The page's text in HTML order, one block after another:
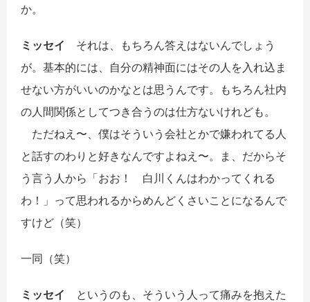
か。
ミッセイ それは、もちろん答えはないんでしょう
が。基本的には、自分の精神面にはその人を入れ込ま
せない方がいいのかなとは思うんです。もちろん社内
の人間関係としてつき合うのは仕方ないけれども。
ただねえ〜、僕はそういう会社とかで嫌われてる人
と話すのわりと好きなんですよねえ〜。ま、だからそ
う言う人から「おお！ 白川くんはわかってくれる
わ！」って思われるからめんどくさいことになるんで
すけど（笑）
一同 （笑）
ミッセイ というのも、そういう人って痛みを抱えた